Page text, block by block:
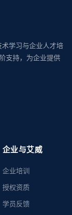
学习与企业人才培
支持，为企业提供
企业与艾威
企业培训
授权资质
学员反馈